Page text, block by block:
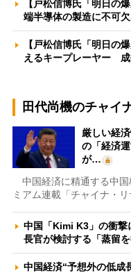
【戸松信博氏「明日の
端半導体の製造に不可
【戸松信博氏「明日の
えるキープレーヤー
田代尚機のチャイ
厳しい経
の「経済
が…
中国経済に精通する中国
ミアム連載「チャイナ・
中国「Kimi K3」の衝
長官が検討する「蒸留
中国経済“予想外の低